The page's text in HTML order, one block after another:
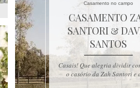
Casamento no campo
CASAMENTO
SANTORI &
SANTOS
Casais! Que alegria dividir
o casório da Zah Santori e